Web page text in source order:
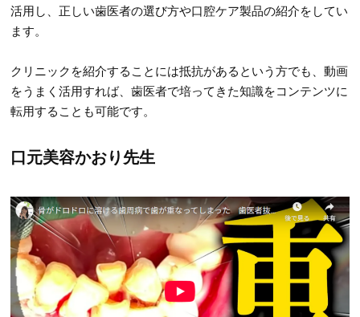
活用し、正しい歯医者の選び方や口腔ケア製品の紹介をしてい
ます。
クリニックを紹介することには抵抗があるという方でも、動画
をうまく活用すれば、歯医者で培ってきた知識をコンテンツに
転用することも可能です。
口元美容かおり先生